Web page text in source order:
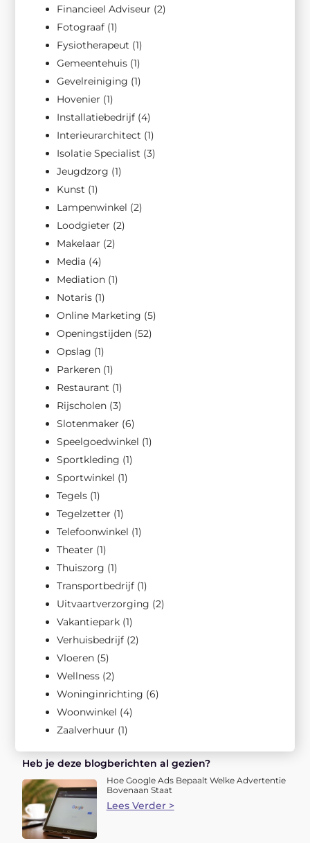
Financieel Adviseur (2)
Fotograaf (1)
Fysiotherapeut (1)
Gemeentehuis (1)
Gevelreiniging (1)
Hovenier (1)
Installatiebedrijf (4)
Interieurarchitect (1)
Isolatie Specialist (3)
Jeugdzorg (1)
Kunst (1)
Lampenwinkel (2)
Loodgieter (2)
Makelaar (2)
Media (4)
Mediation (1)
Notaris (1)
Online Marketing (5)
Openingstijden (52)
Opslag (1)
Parkeren (1)
Restaurant (1)
Rijscholen (3)
Slotenmaker (6)
Speelgoedwinkel (1)
Sportkleding (1)
Sportwinkel (1)
Tegels (1)
Tegelzetter (1)
Telefoonwinkel (1)
Theater (1)
Thuiszorg (1)
Transportbedrijf (1)
Uitvaartverzorging (2)
Vakantiepark (1)
Verhuisbedrijf (2)
Vloeren (5)
Wellness (2)
Woninginrichting (6)
Woonwinkel (4)
Zaalverhuur (1)
Heb je deze blogberichten al gezien?
Hoe Google Ads Bepaalt Welke Advertentie
Bovenaan Staat
Lees Verder >